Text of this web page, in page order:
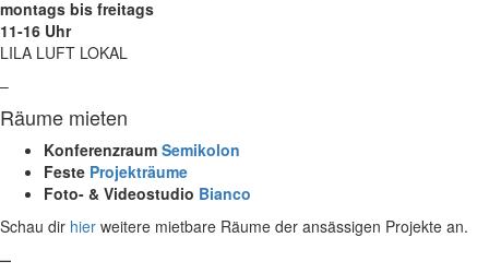
montags bis freitags
11-16 Uhr
LILA LUFT LOKAL
–
Räume mieten
Konferenzraum Semikolon
Feste Projekträume
Foto- & Videostudio Bianco
Schau dir hier weitere mietbare Räume der ansässigen Projekte an.
–